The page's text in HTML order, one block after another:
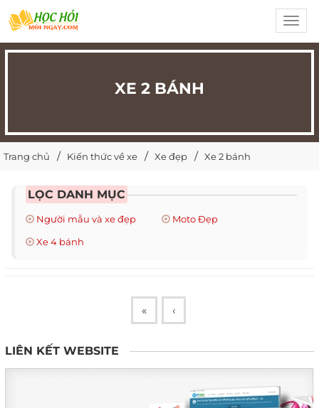
XE 2 BÁNH
Trang chủ Kiến thức về xe Xe đẹp Xe 2 bánh
LỌC DANH MỤC
Người mẫu và xe đẹp
Moto Đẹp
Xe 4 bánh
« ‹
LIÊN KẾT WEBSITE